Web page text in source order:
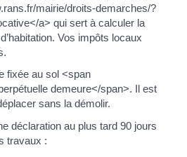
mairie/droits-demarches/?
a> qui sert à calculer la
Vos impôts locaux
fixée au sol <span
demeure</span>. Il est
sans la démolir.
déclaration au plus tard 90 jours
travaux :